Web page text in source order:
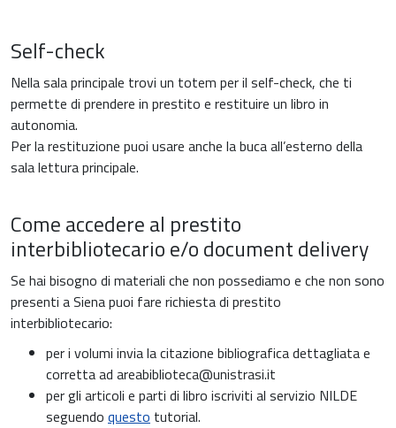
Self-check
Nella sala principale trovi un totem per il self-check, che ti
permette di prendere in prestito e restituire un libro in
autonomia.
Per la restituzione puoi usare anche la buca all’esterno della
sala lettura principale.
Come accedere al prestito
interbibliotecario e/o document delivery
Se hai bisogno di materiali che non possediamo e che non sono
presenti a Siena puoi fare richiesta di prestito
interbibliotecario:
per i volumi invia la citazione bibliografica dettagliata e
corretta ad areabiblioteca@unistrasi.it
per gli articoli e parti di libro iscriviti al servizio NILDE
seguendo questo tutorial.